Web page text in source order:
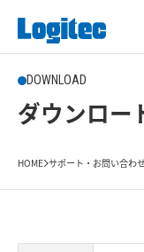
DOWNLOAD
ダウンロー
HOME サポート・お問い合わ